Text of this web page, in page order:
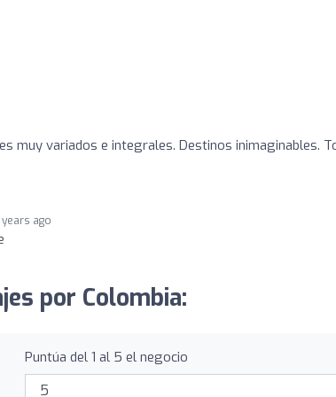
muy variados e integrales. Destinos inimaginables.
years ago
por Colombia:
Puntúa del 1 al 5 el negocio